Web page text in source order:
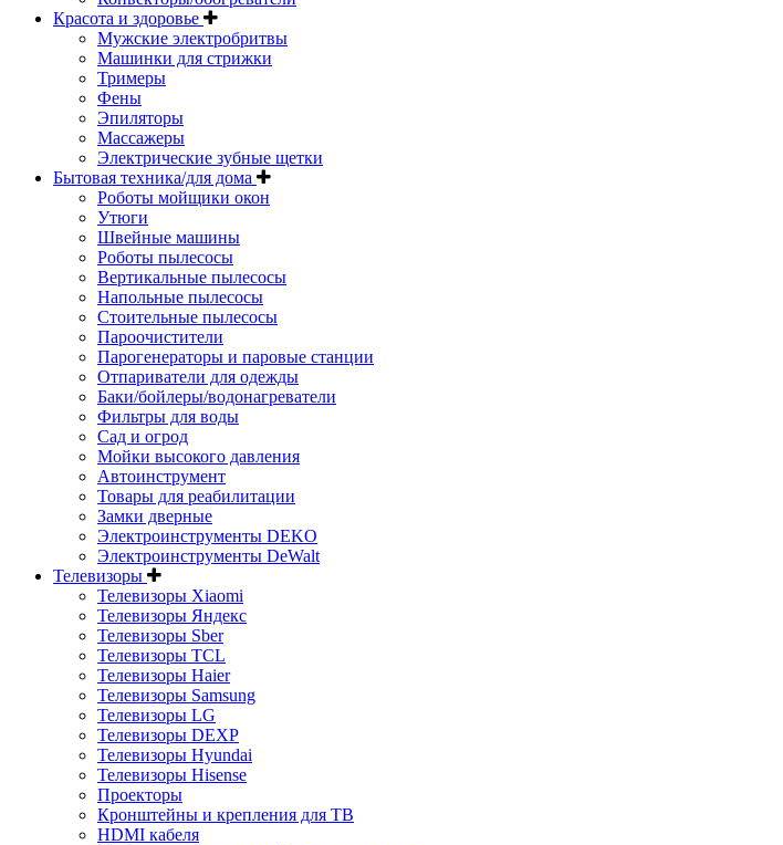
Красота и здоровье
Мужские электробритвы
Машинки для стрижки
Тримеры
Фены
Эпиляторы
Массажеры
Электрические зубные щетки
Бытовая техника/для дома
Роботы мойщики окон
Утюги
Швейные машины
Роботы пылесосы
Вертикальные пылесосы
Напольные пылесосы
Стоительные пылесосы
Пароочистители
Парогенераторы и паровые станции
Отпариватели для одежды
Баки/бойлеры/водонагреватели
Фильтры для воды
Сад и огрод
Мойки высокого давления
Автоинструмент
Товары для реабилитации
Замки дверные
Электроинструменты DEKO
Электроинструменты DeWalt
Телевизоры
Телевизоры Xiaomi
Телевизоры Яндекс
Телевизоры Sber
Телевизоры TCL
Телевизоры Haier
Телевизоры Samsung
Телевизоры LG
Телевизоры DEXP
Телевизоры Hyundai
Телевизоры Hisense
Проекторы
Кронштейны и крепления для ТВ
HDMI кабеля